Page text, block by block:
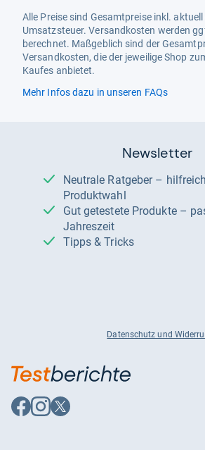
Alle Preise sind Gesamtpreise inkl.
Umsatzsteuer. Versandkosten werden
berechnet. Maßgeblich sind der
Versandkosten, die der jeweilige Shop
Kaufes anbietet.
Mehr Infos dazu in unseren FAQs
Newsletter
Neutrale Ratgeber – hilfreich für Ihre
Produktwahl
Gut getestete Produkte – passend zur
Jahreszeit
Tipps & Tricks
Datenschutz und
Auf
Facebook
Auf
Instagram
Auf
X